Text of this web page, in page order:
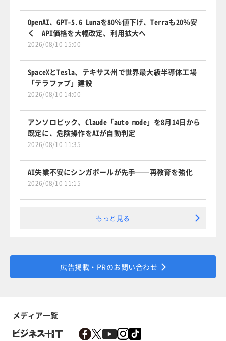
OpenAI、GPT-5.6 Lunaを80％値下げ、Terraも20％安
く API価格を大幅改定、利用拡大へ
2026/08/10 15:00
SpaceXとTesla、テキサス州で世界最大級半導体工場
「テラファブ」建設
2026/08/10 14:00
アンソロピック、Claude「auto mode」を8月14日から
既定に、危険操作をAIが自動判定
2026/08/10 11:35
AI失業不安にシンガポールが先手──再教育を強化
2026/08/10 11:15
もっと見る
広告掲載・PRのお問い合わせ
メディア一覧